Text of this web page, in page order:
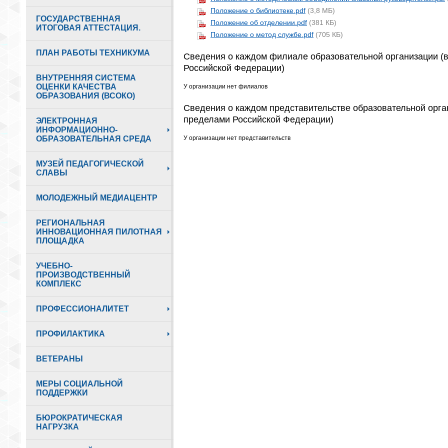
ГОСУДАРСТВЕННАЯ
ИТОГОВАЯ АТТЕСТАЦИЯ.
ПЛАН РАБОТЫ ТЕХНИКУМА
ВНУТРЕННЯЯ СИСТЕМА
ОЦЕНКИ КАЧЕСТВА
ОБРАЗОВАНИЯ (ВСОКО)
ЭЛЕКТРОННАЯ
ИНФОРМАЦИОННО-
ОБРАЗОВАТЕЛЬНАЯ СРЕДА
МУЗЕЙ ПЕДАГОГИЧЕСКОЙ
СЛАВЫ
МОЛОДЕЖНЫЙ МЕДИАЦЕНТР
РЕГИОНАЛЬНАЯ
ИННОВАЦИОННАЯ ПИЛОТНАЯ
ПЛОЩАДКА
УЧЕБНО-
ПРОИЗВОДСТВЕННЫЙ
КОМПЛЕКС
ПРОФЕССИОНАЛИТЕТ
ПРОФИЛАКТИКА
ВЕТЕРАНЫ
МЕРЫ СОЦИАЛЬНОЙ
ПОДДЕРЖКИ
БЮРОКРАТИЧЕСКАЯ
НАГРУЗКА
Положение о библиотеке.pdf (3,8 МБ)
Положение об отделении.pdf (381 КБ)
Положение о метод службе.pdf (705 КБ)
Сведения о каждом филиале образовательной организации
Российской Федерации)
У организации нет филиалов
Сведения о каждом представительстве образовательной
пределами Российской Федерации)
У организации нет представительств